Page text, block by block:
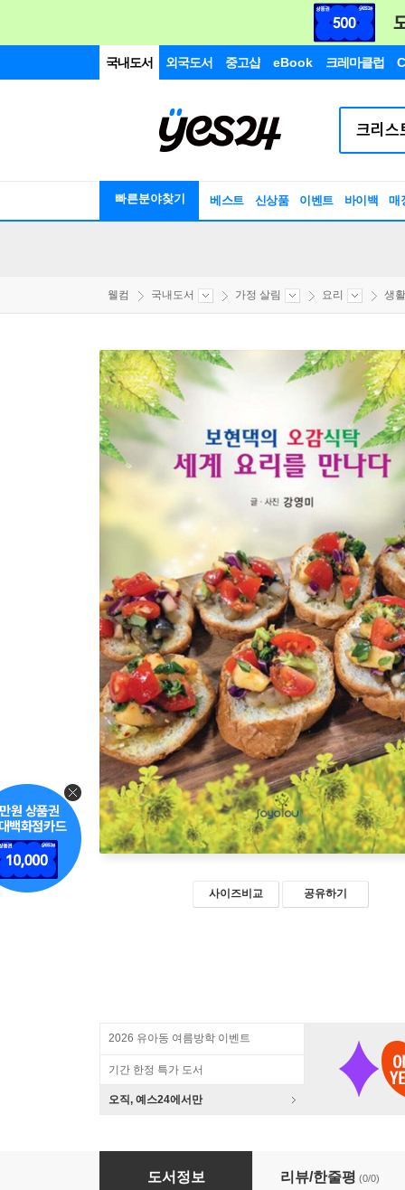
국내도서 외국도서 중고샵 eBook 크레마클럽
빠른분야찾기 베스트 신상품 이벤트 바이백 매
웰컴 국내도서 가정 살림 요리 생
사이즈비교 공유하기
2026 유아동 여름방학 이벤트
기간 한정 특가 도서
오직, 예스24에서만
셰계 요리를 만나다
도서정보 리뷰/한줄평 (0/0)